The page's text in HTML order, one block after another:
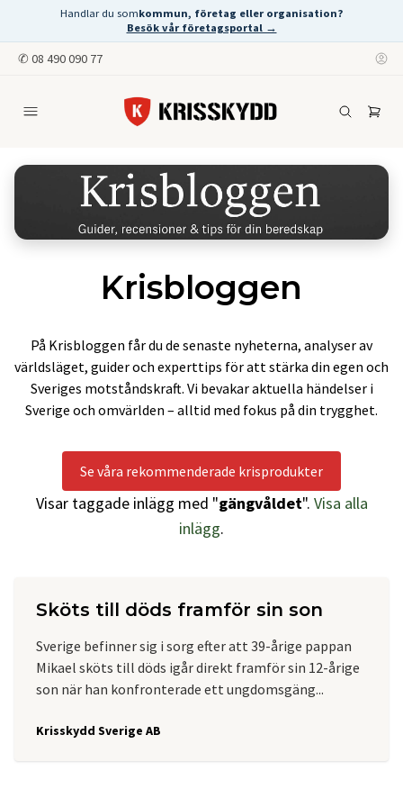
Handlar du somkommun, företag eller organisation?
Besök vår företagsportal →
✆ 08 490 090 77
Krisbloggen
På Krisbloggen får du de senaste nyheterna, analyser av
världsläget, guider och experttips för att stärka din egen och
Sveriges motståndskraft. Vi bevakar aktuella händelser i
Sverige och omvärlden – alltid med fokus på din trygghet.
Se våra rekommenderade krisprodukter
Visar taggade inlägg med "gängvåldet". Visa alla
inlägg.
Sköts till döds framför sin son
Sverige befinner sig i sorg efter att 39-årige pappan
Mikael sköts till döds igår direkt framför sin 12-årige
son när han konfronterade ett ungdomsgäng...
Krisskydd Sverige AB